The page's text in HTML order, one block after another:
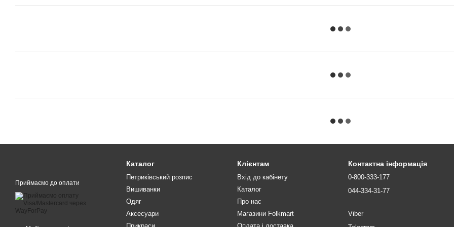
Приймаємо до оплати
Каталог
Петриківський розпис
Вишиванки
Одяг
Аксесуари
Клієнтам
Вхід до кабінету
Каталог
Про нас
Магазини Folkmart
Контактна інформація
0-800-333-177
044-334-31-77
Viber